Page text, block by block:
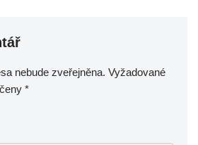
nebude zveřejněna. Vyžadované
*